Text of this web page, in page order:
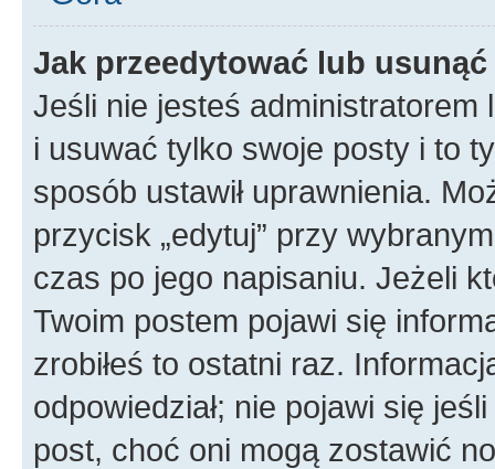
Jak przeedytować lub
Jeśli nie jesteś
i usuwać tylko swoje posty i to
sposób ustawił uprawnienia.
przycisk „edytuj” przy
czas po jego napisaniu. Jeżeli
Twoim postem pojawi się
zrobiłeś to ostatni raz.
odpowiedział; nie pojawi się
post, choć oni mogą zostawić